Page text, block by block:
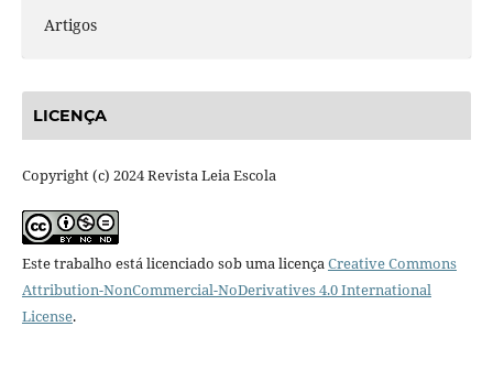
Artigos
LICENÇA
Copyright (c) 2024 Revista Leia Escola
Este trabalho está licenciado sob uma licençaCreative Commons
Attribution-NonCommercial-NoDerivatives 4.0 International
License.